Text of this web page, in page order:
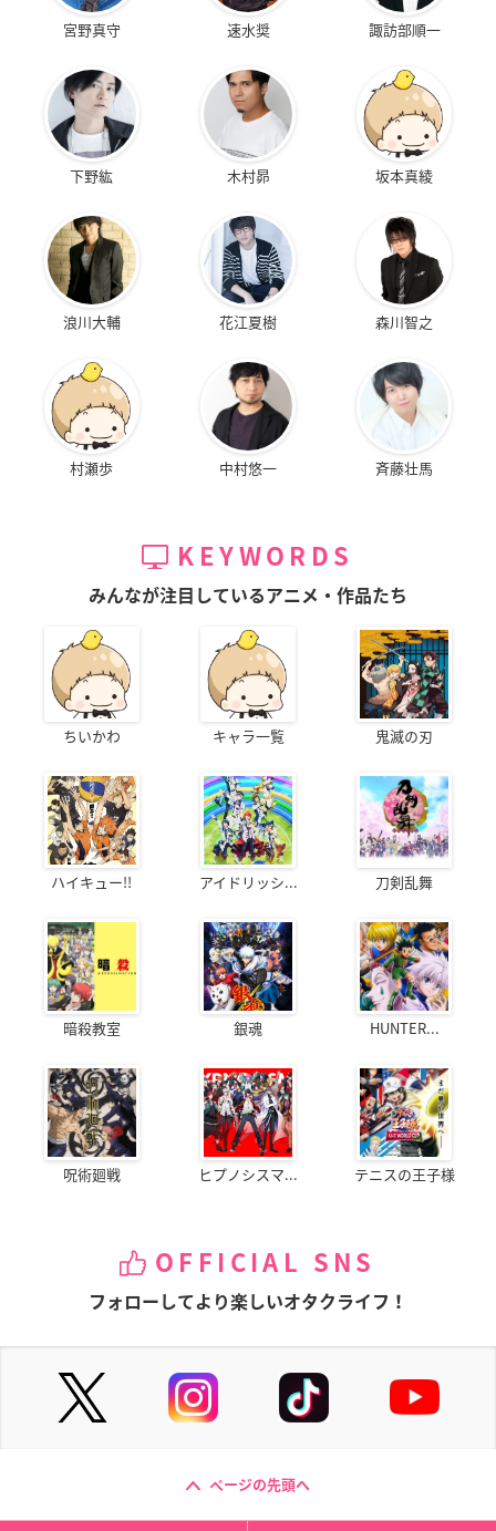
宮野真守 速水奨 諏訪部順一
下野紘 木村昴 坂本真綾
浪川大輔 花江夏樹 森川智之
村瀬歩 中村悠一 斉藤壮馬
KEYWORDS
みんなが注目しているアニメ・作品たち
ちいかわ キャラ一覧 鬼滅の刃
ハイキュー!! アイドリッシ... 刀剣乱舞
暗殺教室 銀魂 HUNTER...
呪術廻戦 ヒプノシスマ... テニスの王子様
OFFICIAL SNS
フォローしてより楽しいオタクライフ！
ページの先頭へ